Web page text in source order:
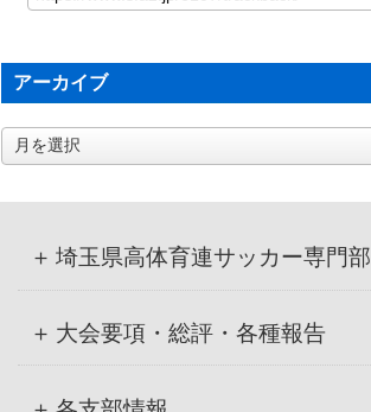
アーカイブ
ア
ー
埼玉県高体育連サッカー専門部
大会要項・総評・各種報告